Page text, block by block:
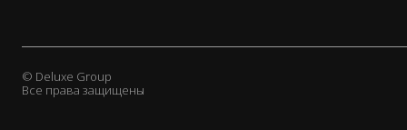
© Deluxe Group
Все права защищены